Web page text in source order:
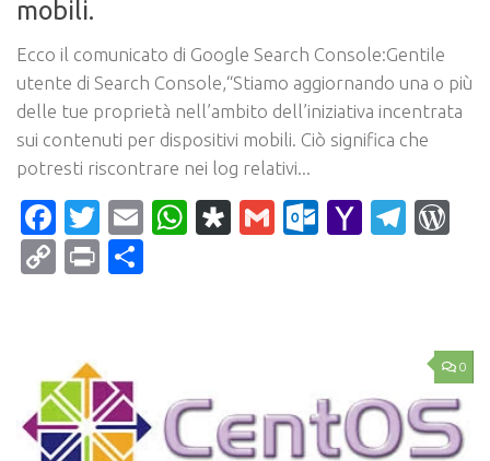
mobili.
Ecco il comunicato di Google Search Console:Gentile
utente di Search Console,“Stiamo aggiornando una o più
delle tue proprietà nell’ambito dell’iniziativa incentrata
sui contenuti per dispositivi mobili. Ciò significa che
potresti riscontrare nei log relativi...
Facebook
Twitter
EmailWhatsApp
Diaspora
Gmail Yahoo
CopyPrint
0